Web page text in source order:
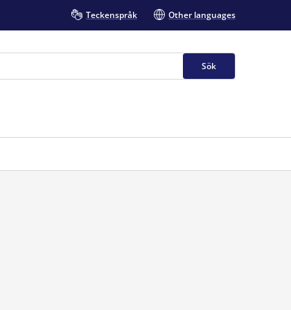
Teckenspråk Other languages
Sök